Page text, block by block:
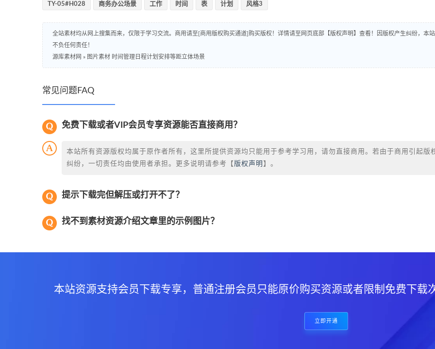
TY-05#H028 商务办公场景 工作 时间 表 计划 风格3
全站素材均从网上搜集而来，仅限于学习交流。商用请至[商用版权购买通道]购买版权！详情请至网页底部【版权声明】查看！因版权产生纠纷，本站
不负任何责任！
源库素材网 » 图片素材 时间管理日程计划安排等距立体场景
常见问题FAQ
免费下载或者VIP会员专享资源能否直接商用？
本站所有资源版权均属于原作者所有，这里所提供资源均只能用于参考学习用，请勿直接商用。若由于商用引起版
纠纷，一切责任均由使用者承担。更多说明请参考【 版权声明 】。
提示下载完但解压或打开不了？
找不到素材资源介绍文章里的示例图片？
本站资源支持会员下载专享，普通注册会员只能原价购买资源或者限制免费下载
立即开通